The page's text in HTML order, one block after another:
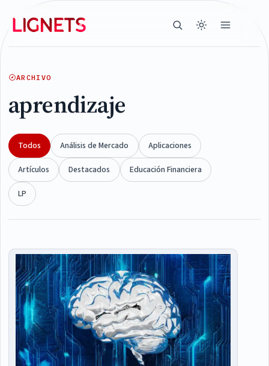
ARCHIVO
aprendizaje
Todos Análisis de Mercado
Aplicaciones
Artículos
Destacados
Educación Financiera
LP
Articles